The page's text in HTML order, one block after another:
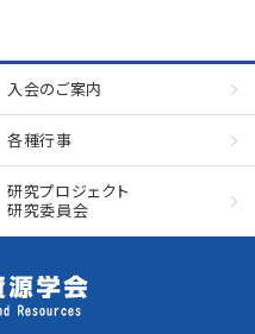
入会のご案内
各種行事
研究プロジェクト
研究委員会